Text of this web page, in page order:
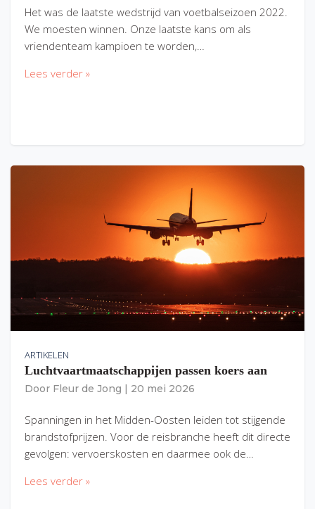
Het was de laatste wedstrijd van voetbalseizoen 2022.
We moesten winnen. Onze laatste kans om als
vriendenteam kampioen te worden,…
Lees verder »
ARTIKELEN
Luchtvaartmaatschappijen passen koers aan
Door Fleur de Jong 20 mei 2026
Spanningen in het Midden-Oosten leiden tot stijgende
brandstofprijzen. Voor de reisbranche heeft dit directe
gevolgen: vervoerskosten en daarmee ook de…
Lees verder »